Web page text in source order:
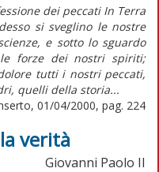
dei peccati In Terra
si sveglino le nostre
e sotto lo sguardo
forze dei nostri spiriti;
tutti i nostri peccati,
quelli della storia...
01/04/2000, pag. 224
verità
Giovanni Paolo II